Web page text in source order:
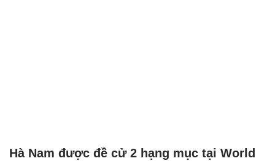
Hà Nam được đề cử 2 hạng mục tại World